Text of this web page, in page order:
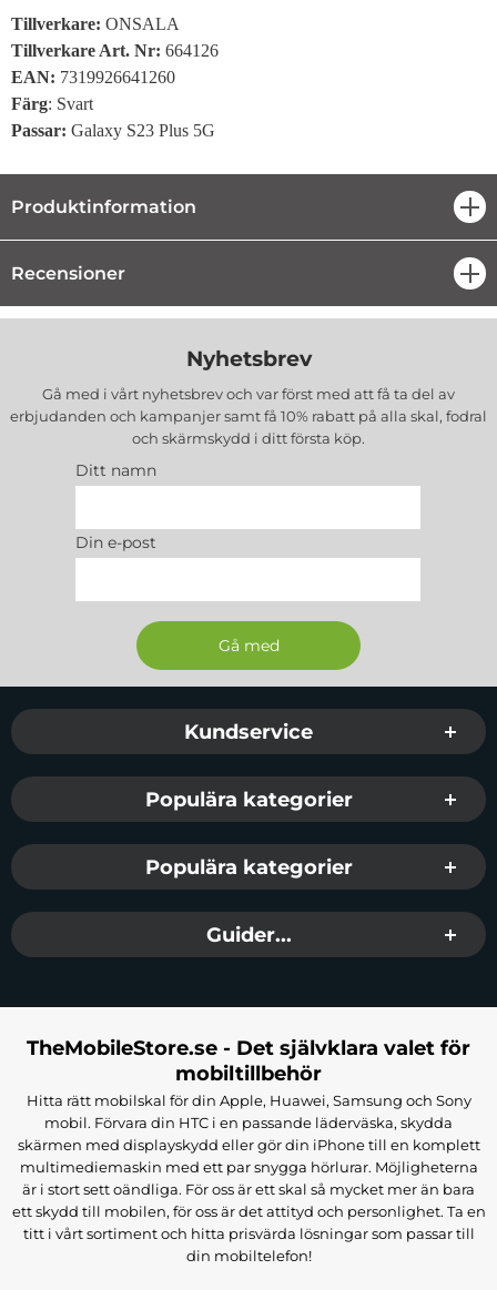
Tillverkare: ONSALA
Tillverkare Art. Nr: 664126
EAN: 7319926641260
Färg: Svart
Passar: Galaxy S23 Plus 5G
Produktinformation
Recensioner
Nyhetsbrev
Gå med i vårt nyhetsbrev och var först med att få ta del av
erbjudanden och kampanjer samt få 10% rabatt på alla skal, fodral
och skärmskydd i ditt första köp.
Ditt namn
Din e-post
Sidfot Blandad info och länkar
Kundservice
Populära kategorier
Populära kategorier
Guider...
TheMobileStore.se - Det självklara valet för
mobiltillbehör
Hitta rätt mobilskal för din Apple, Huawei, Samsung och Sony
mobil. Förvara din HTC i en passande läderväska, skydda
skärmen med displayskydd eller gör din iPhone till en komplett
multimediemaskin med ett par snygga hörlurar. Möjligheterna
är i stort sett oändliga. För oss är ett skal så mycket mer än bara
ett skydd till mobilen, för oss är det attityd och personlighet. Ta en
titt i vårt sortiment och hitta prisvärda lösningar som passar till
din mobiltelefon!